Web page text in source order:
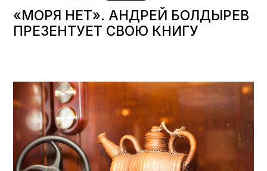
«МОРЯ НЕТ». АНДРЕЙ БОЛДЫРЕВ
ПРЕЗЕНТУЕТ СВОЮ КНИГУ